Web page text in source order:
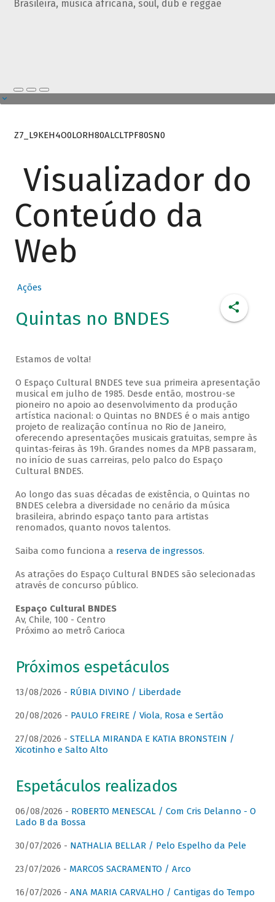
Brasileira, música africana, soul, dub e reggae
Z7_L9KEH4O0LORH80ALCLTPF80SN0
Visualizador do
Conteúdo da
Web
Ações
Quintas no BNDES
Estamos de volta!
O Espaço Cultural BNDES teve sua primeira apresentação
musical em julho de 1985. Desde então, mostrou-se
pioneiro no apoio ao desenvolvimento da produção
artística nacional: o Quintas no BNDES é o mais antigo
projeto de realização contínua no Rio de Janeiro,
oferecendo apresentações musicais gratuitas, sempre às
quintas-feiras às 19h. Grandes nomes da MPB passaram,
no início de suas carreiras, pelo palco do Espaço
Cultural BNDES.
Ao longo das suas décadas de existência, o Quintas no
BNDES celebra a diversidade no cenário da música
brasileira, abrindo espaço tanto para artistas
renomados, quanto novos talentos.
Saiba como funciona a reserva de ingressos.
As atrações do Espaço Cultural BNDES são selecionadas
através de concurso público.
Espaço Cultural BNDES
Av, Chile, 100 - Centro
Próximo ao metrô Carioca
Próximos espetáculos
13/08/2026 - RÚBIA DIVINO / Liberdade
20/08/2026 - PAULO FREIRE / Viola, Rosa e Sertão
27/08/2026 - STELLA MIRANDA E KATIA BRONSTEIN /
Xicotinho e Salto Alto
Espetáculos realizados
06/08/2026 - ROBERTO MENESCAL / Com Cris Delanno - O
Lado B da Bossa
30/07/2026 - NATHALIA BELLAR / Pelo Espelho da Pele
23/07/2026 - MARCOS SACRAMENTO / Arco
16/07/2026 - ANA MARIA CARVALHO / Cantigas do Tempo